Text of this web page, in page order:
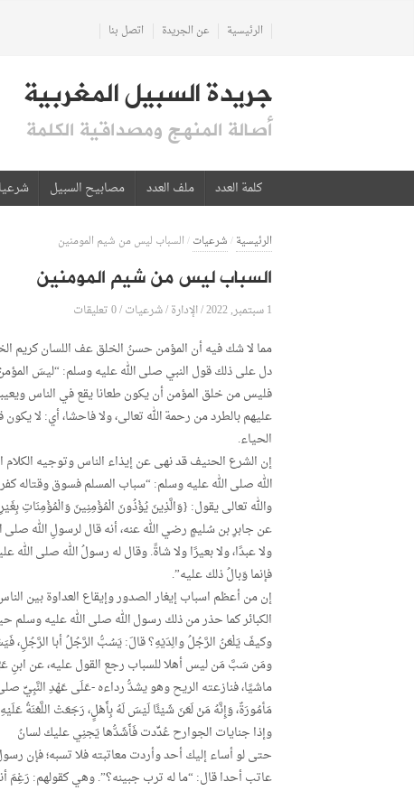
الرئيسية عن الجريدة اتصل بنا
جريدة السبيل المغربية
أصالة المنهج ومصداقية الكلمة
كلمة العدد ملف العدد مصابيح السبيل
الرئيسية/شرعيات/السباب ليس من شيم المومنين
السباب ليس من شيم المومنين
1 سبتمبر, 2022 /الإدارة/شرعيات/0 تعليقات
مما لا شك فيه أن المؤمن حسنُ الخلق عف اللسان كريم
دل على ذلك قول النبي صلى الله عليه وسلم: “ليسَ المؤمنُ
فليس من خلق المؤمن أن يكون طعانا يقع في الناس
عليهم بالطرد من رحمة الله تعالى، ولا فاحشا، أي: لا
الحياء.
إن الشرع الحنيف قد نهى عن إيذاء الناس وتوجيه
الله صلى الله عليه وسلم: “سباب المسلم فسوق وقتاله
والله تعالى يقول: {وَالَّذِينَ يُؤْذُونَ الْمُؤْمِنِينَ وَالْمُؤْمِنَاتِ بِغَيْرِ
عن جابرِ بن سُليمٍ رضي الله عنه، أنه قال لرسولِ الله
ولا عبدًا، ولا بعيرًا ولا شاةً. وقال له رسولُ الله صلى
فإنما وَبالُ ذلك عليه”.
إن من أعظم اسباب إيغار الصدور وإيقاع العداوة بين
الكبائر كما حذر من ذلك رسول الله صلى الله عليه وسلم
وكيفَ يَلْعَنُ الرَّجُلُ والِدَيْهِ؟ قالَ: يَسُبُّ الرَّجُلُ أبا الرَّجُلِ،
ومَن سَبَّ مَن ليس أهلا للسباب رجع القول عليه، عن ابنِ
ماشيًا، فنازعته الريح وهو يشدُّ رداءه -عَلَى عَهْدِ النَّبِيِّ صلى
مَأمُورَةٌ، وَإِنَّهُ مَنْ لَعَنَ شَيْئًا لَيْسَ لَهُ بِأَهْلٍ، رَجَعَتْ اللَّعْنَةُ
وإذا جنايات الجوارح عُدِّدت فَأَشَدُّها يَجنِي عليك لسانُ
حتى لو أساء إليك أحد وأردت معاتبته فلا تسبه؛ فإن
عاتب أحدا قال: “ما له ترب جبينه؟”. وهي كقولهم: رَغِمَ